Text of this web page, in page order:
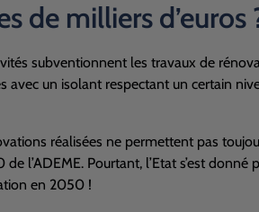
de milliers d’euros
subventionnent les travaux de
avec un isolant respectant un certain
réalisées ne permettent pas
l’ADEME. Pourtant, l’Etat s’est
en 2050 !